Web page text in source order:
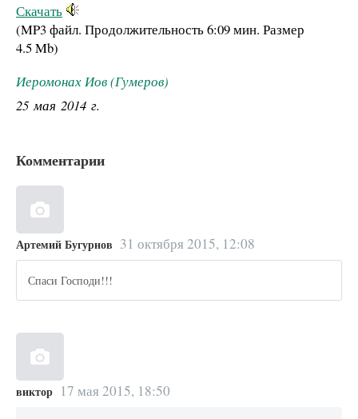
Скачать
(MP3 файл. Продолжительность6:09 мин. Размер
4.5 Mb)
Иеромонах Иов (Гумеров)
25 мая 2014 г.
Комментарии
Артемий Бугурнов 31 октября 2015, 12:08
Спаси Господи!!!
виктор 17 мая 2015, 18:50